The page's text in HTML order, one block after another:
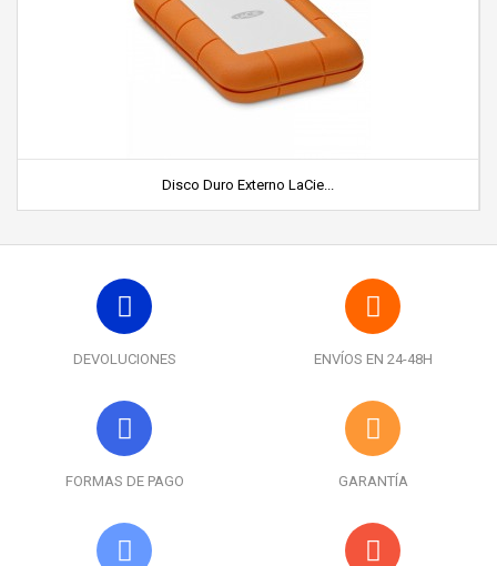
Disco Duro Externo LaCie...
DEVOLUCIONES ENVÍOS EN 24-48H
FORMAS DE PAGO GARANTÍA